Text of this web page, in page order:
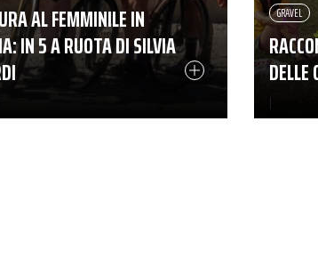
AL FEMMINILE IN
IN 5 A RUOTA DI SILVIA
DELLE
GRAVEL